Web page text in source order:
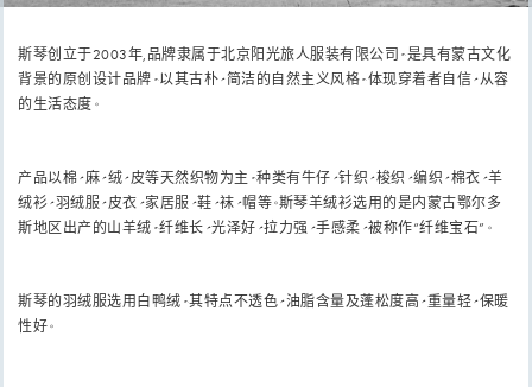
斯琴创立于2003年,品牌隶属于北京阳光旅人服装有限公司，是具有蒙古文化
背景的原创设计品牌，以其古朴、简洁的自然主义风格，体现穿着者自信、从容
的生活态度。
产品以棉、麻、绒、皮等天然织物为主，种类有牛仔、针织、梭织、编织、棉衣、羊
绒衫、羽绒服、皮衣、家居服、鞋、袜、帽等。斯琴羊绒衫选用的是内蒙古鄂尔多
斯地区出产的山羊绒，纤维长、光泽好、拉力强、手感柔、被称作“纤维宝石”。
斯琴的羽绒服选用白鸭绒，其特点不透色、油脂含量及蓬松度高、重量轻、保暖
性好。